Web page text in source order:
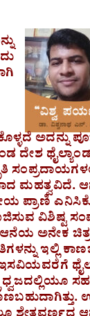
ಅದನ್ನು
ದೇಶ
ಮಹತ್ವವಿದೆ.
ಪ್ರಾಣಿ
ವಿಶಿಷ್ಟ
ಅನೇಕ
ಇಲ್ಲಿ